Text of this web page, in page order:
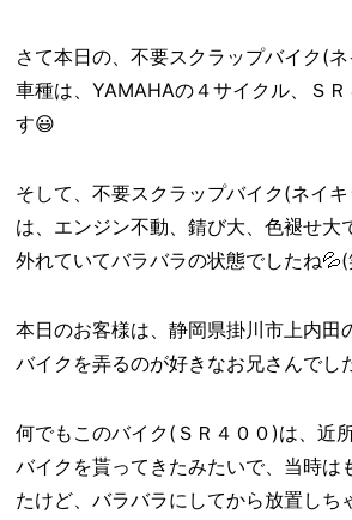
さて本日の、不要スクラップバイク(
車種は、YAMAHAの４サイクル、Ｓ
す😃
そして、不要スクラップバイク(ネイ
は、エンジン不動、錆び大、色褪せ大
外れていてバラバラの状態でしたね💦(
本日のお客様は、静岡県掛川市上内田
バイクを弄るのが好きなお兄さんでし
何でもこのバイク(ＳＲ４００)は、近
バイクを貰ってきたみたいで、当時は
たけど、バラバラにしてから放置しち